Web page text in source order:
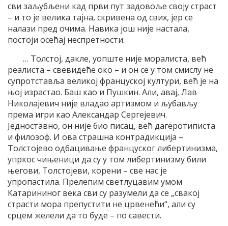
сви заљубљени кад први пут задовоље своју страст
– и то је велика тајна, скривена од свих, јер се
налази пред очима. Навика још није настала,
постоји осећај неспретности.
… Толстој, дакле, уопште није моралиста, већ
реалиста – свевидеће око – и он се у том смислу не
супротставља великој француској култури, већ је на
њој израстао. Баш као и Пушкин. Али, авај, Лав
Николајевич није владао артизмом и љубављу
према игри као Александар Сергејевич.
Једноставно, он није био писац, већ дагеротиписта
и филозоф. И ова страшна контрадикција –
Толстојево одбацивање француског либертинизма,
упркос чињеници да су у том либертинизму били
његови, Толстојеви, корени – све нас је
упропастила. Прелепим светлуцавим умом
Катарининог века сви су разумели да се „свакој
страсти мора препустити не црвенећи“, али су
срцем желели да то буде – по савести.